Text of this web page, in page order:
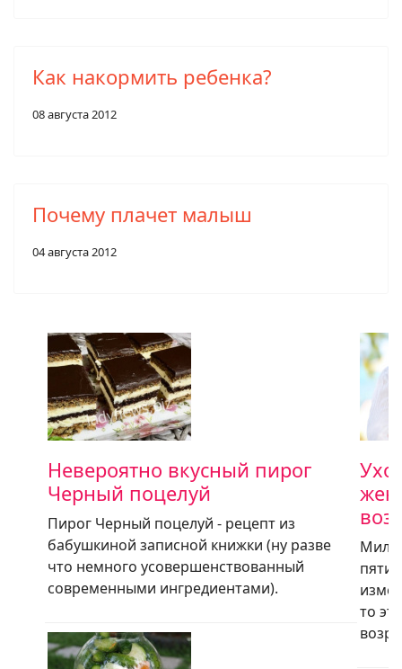
Как накормить ребенка?
08 августа 2012
Почему плачет малыш
04 августа 2012
Невероятно вкусный пирог
Черный поцелуй
Пирог Черный поцелуй - рецепт из
бабушкиной записной книжки (ну разве
что немного усовершенствованный
современными ингредиентами).
то